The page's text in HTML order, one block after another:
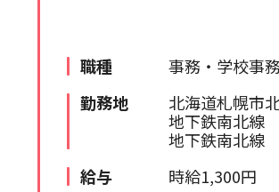
苫小牧・室
北海道全域
道外
検索履歴
職種
事務・学校事
勤務地
北海道札幌市
地下鉄南北線
地下鉄南北線
給与
時給1,300円